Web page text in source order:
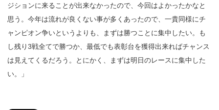
ジションに来ることが出来なかったので、今回はよかったかなと
思う。今年は流れが良くない事が多くあったので、一貴同様にチ
ャンピオン争いというよりも、まずは勝つことに集中したい。も
し残り3戦全てで勝つか、最低でも表彰台を獲得出来ればチャンス
は見えてくるだろう。とにかく、まずは明日のレースに集中した
い。」